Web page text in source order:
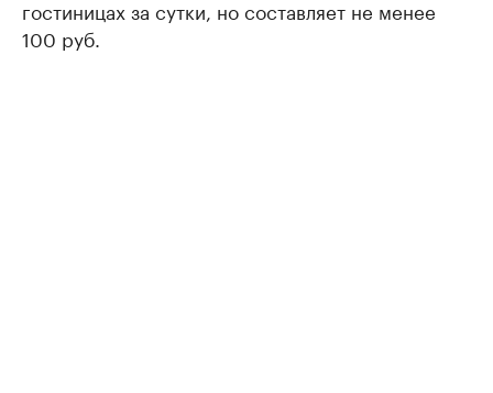
гостиницах за сутки, но составляет не менее
100 руб.